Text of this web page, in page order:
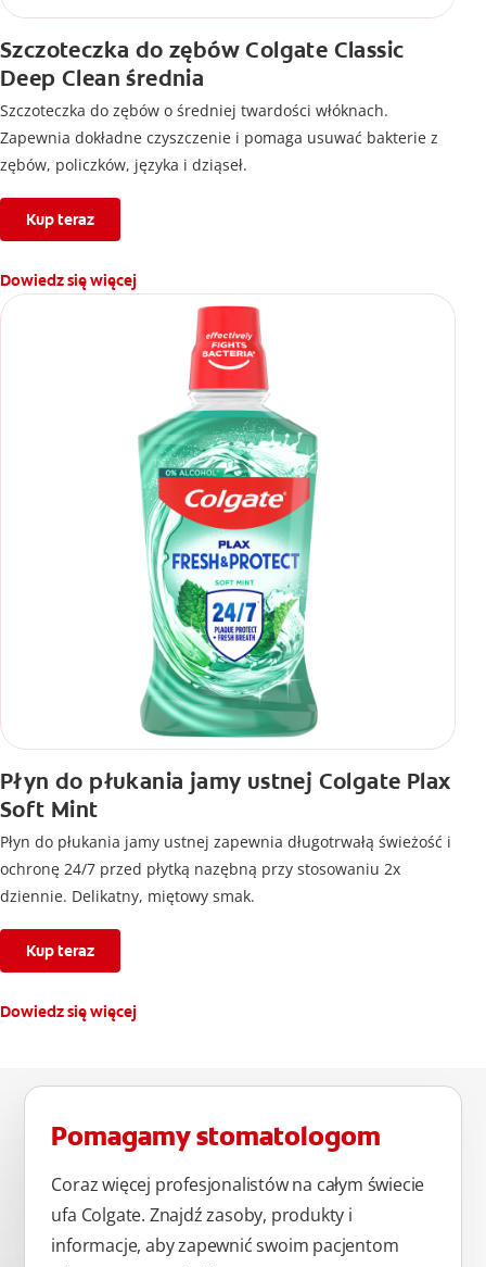
Szczoteczka do zębów Colgate Classic
Deep Clean średnia
Szczoteczka do zębów o średniej twardości włóknach.
Zapewnia dokładne czyszczenie i pomaga usuwać bakterie z
zębów, policzków, języka i dziąseł.
Kup teraz
Dowiedz się więcej
Płyn do płukania jamy ustnej Colgate Plax
Soft Mint
Płyn do płukania jamy ustnej zapewnia długotrwałą świeżość i
ochronę 24/7 przed płytką nazębną przy stosowaniu 2x
dziennie. Delikatny, miętowy smak.
Kup teraz
Dowiedz się więcej
Pomagamy stomatologom
Coraz więcej profesjonalistów na całym świecie
ufa Colgate. Znajdź zasoby, produkty i
informacje, aby zapewnić swoim pacjentom